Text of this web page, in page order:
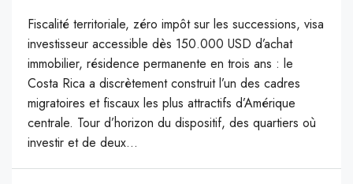
Fiscalité territoriale, zéro impôt sur les successions, visa
investisseur accessible dès 150.000 USD d’achat
immobilier, résidence permanente en trois ans : le
Costa Rica a discrètement construit l’un des cadres
migratoires et fiscaux les plus attractifs d’Amérique
centrale. Tour d’horizon du dispositif, des quartiers où
investir et de deux...